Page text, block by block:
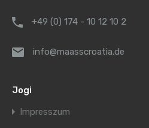
+49 (0) 174 - 10 12 10 2
info@maasscroatia.de
Jogi
Impresszum